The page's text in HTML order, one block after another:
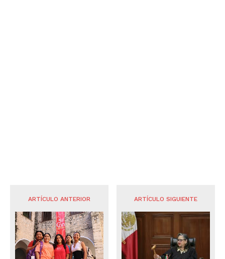
ARTÍCULO ANTERIOR ARTÍCULO SIGUIENTE